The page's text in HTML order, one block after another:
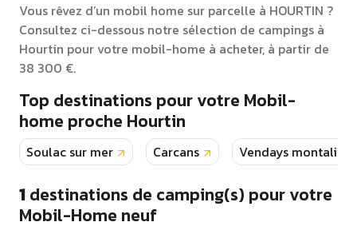
Vous rêvez d’un mobil home sur parcelle à HOURTIN ?
Consultez ci-dessous notre sélection de campings à
Hourtin pour votre mobil-home à acheter, à partir de
38 300 €.
Top destinations pour votre Mobil-
home proche Hourtin
Soulac sur mer Carcans Vendays montalivet
1destinations de camping(s) pour votre
Mobil-Home neuf